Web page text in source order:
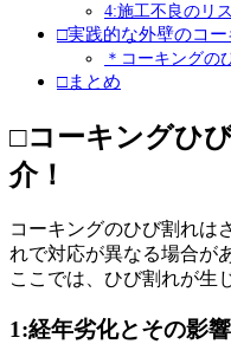
4:施工不良のリ
□実践的な外壁のコ
＊コーキングの
□まとめ
□コーキングひ
介！
コーキングのひび割れは
れで対応が異なる場合が
ここでは、ひび割れが生
1:経年劣化とその影響